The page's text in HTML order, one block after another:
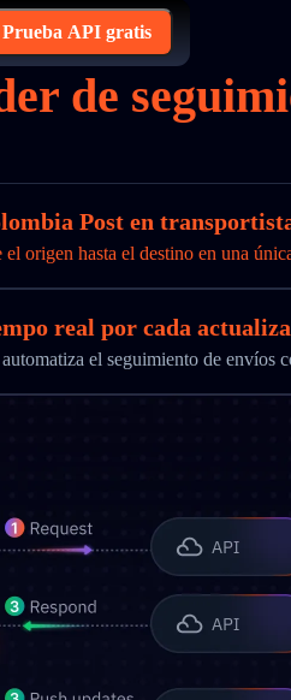
Prueba API gratis
de
Post en
origen hasta el destino en una
real por cada
el seguimiento de